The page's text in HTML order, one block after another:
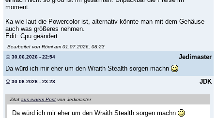
moment.
Ka wie laut die Powercolor ist, alternativ könnte man mit dem Gehäuse
auch was größeres nehmen.
Edit: Cpu geändert
Bearbeitet von Römi am 01.07.2026, 08:23
Jedimaster
30.06.2026 - 22:54
Da würd ich mir eher um den Wraith Stealth sorgen machn
JDK
30.06.2026 - 23:23
Zitat aus einem Post von Jedimaster
Da würd ich mir eher um den Wraith Stealth sorgen machn